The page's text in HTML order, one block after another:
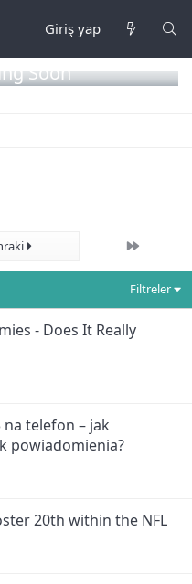
Giriş yap
Soon
Son
Filtreler
- Does It Really
telefon – jak
powiadomienia?
20th within the NFL